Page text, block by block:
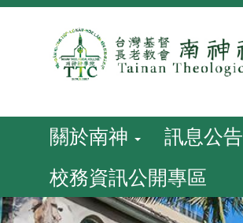
跳
關於南神 訊息公告
校務資訊公開專區